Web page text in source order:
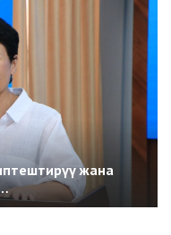
жана